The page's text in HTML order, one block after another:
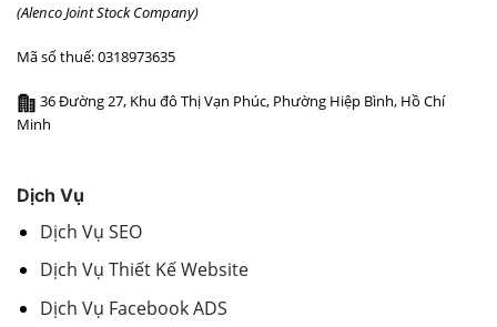
(Alenco Joint Stock Company)
Mã số thuế: 0318973635
36 Đường 27, Khu đô Thị Vạn Phúc, Phường Hiệp Bình, Hồ Chí
Minh
Dịch Vụ
Dịch Vụ SEO
Dịch Vụ Thiết Kế Website
Dịch Vụ Facebook ADS